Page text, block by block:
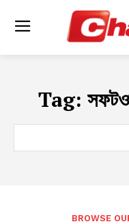
Tag:
BROWSE